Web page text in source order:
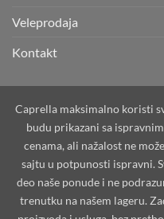
Veleprodaja
Kontakt
Caprella maksimalno koristi
budu prikazani sa
cenama, ali nažalost ne
sajtu u potpunosti ispravni.
deo naše ponude i ne
trenutku na našem lageru.